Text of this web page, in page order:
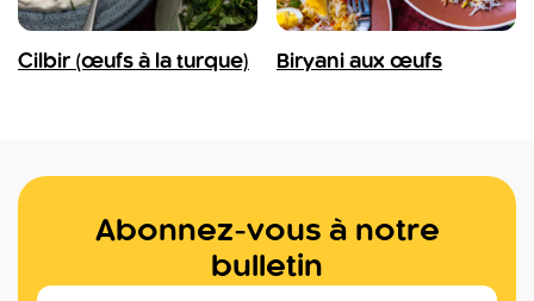
Cilbir (œufs à la turque) Biryani aux œufs
Abonnez-vous à notre
bulletin